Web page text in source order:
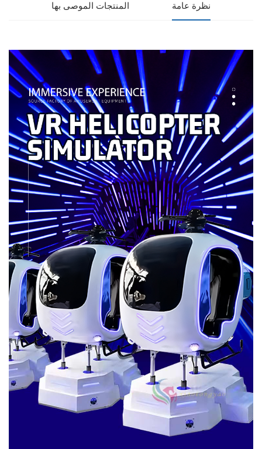
نظرة عامة المنتجات الموصى بها